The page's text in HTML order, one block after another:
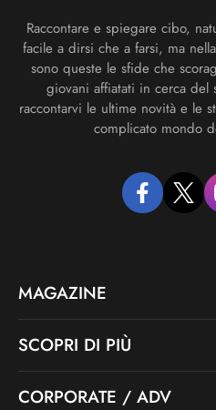
Raccontare e spiegare cibo,
facile a dirsi che a farsi, ma
sono queste le sfide che
giovani affiatati in cerca
raccontarvi le ultime novità e le
complicato mondo
facebook
MAGAZINE
SCOPRI DI PIÙ
CORPORATE / ADV